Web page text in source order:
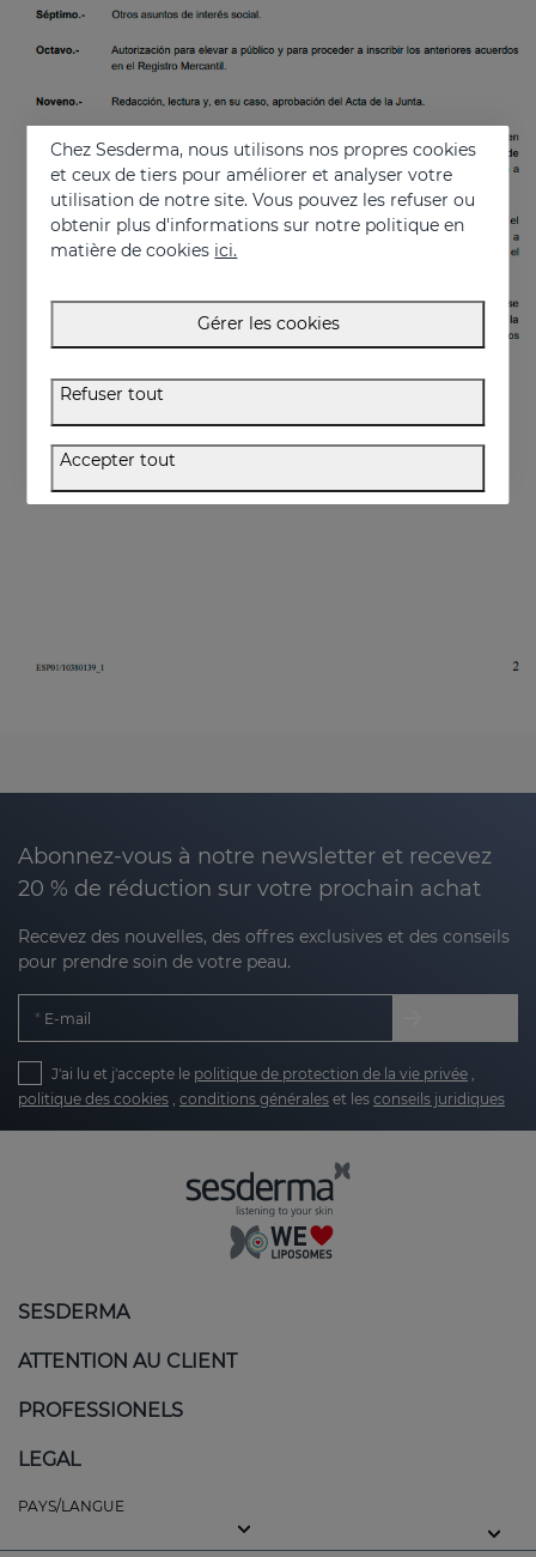
Abonnez-vous à notre newsletter et recevez
20 % de réduction sur votre prochain achat
Recevez des nouvelles, des offres exclusives et des conseils
pour prendre soin de votre peau.
E-mail
J'ai lu et j'accepte le politique de protection de la vie privée ,
politique des cookies , conditions générales et les conseils juridiques
SESDERMA
ATTENTION AU CLIENT
PROFESSIONELS
LEGAL
PAYS/LANGUE
Chez Sesderma, nous utilisons nos propres cookies
et ceux de tiers pour améliorer et analyser votre
utilisation de notre site. Vous pouvez les refuser ou
obtenir plus d'informations sur notre politique en
matière de cookies ici.
Gérer les cookies
Refuser tout
Accepter tout